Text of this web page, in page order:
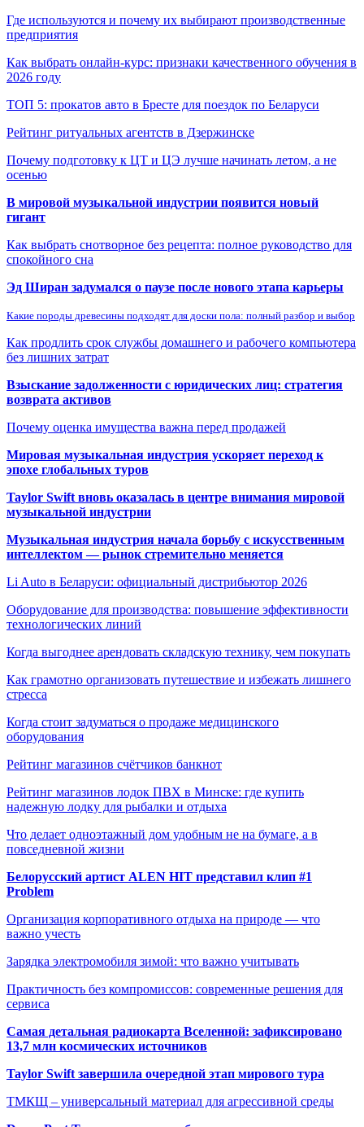
Где используются и почему их выбирают производственные
предприятия
Как выбрать онлайн-курс: признаки качественного обучения в
2026 году
ТОП 5: прокатов авто в Бресте для поездок по Беларуси
Рейтинг ритуальных агентств в Дзержинске
Почему подготовку к ЦТ и ЦЭ лучше начинать летом, а не
осенью
В мировой музыкальной индустрии появится новый
гигант
Как выбрать снотворное без рецепта: полное руководство для
спокойного сна
Эд Ширан задумался о паузе после нового этапа карьеры
Какие породы древесины подходят для доски пола: полный разбор и выбор
Как продлить срок службы домашнего и рабочего компьютера
без лишних затрат
Взыскание задолженности с юридических лиц: стратегия
возврата активов
Почему оценка имущества важна перед продажей
Мировая музыкальная индустрия ускоряет переход к
эпохе глобальных туров
Taylor Swift вновь оказалась в центре внимания мировой
музыкальной индустрии
Музыкальная индустрия начала борьбу с искусственным
интеллектом — рынок стремительно меняется
Li Auto в Беларуси: официальный дистрибьютор 2026
Оборудование для производства: повышение эффективности
технологических линий
Когда выгоднее арендовать складскую технику, чем покупать
Как грамотно организовать путешествие и избежать лишнего
стресса
Когда стоит задуматься о продаже медицинского
оборудования
Рейтинг магазинов счётчиков банкнот
Рейтинг магазинов лодок ПВХ в Минске: где купить
надежную лодку для рыбалки и отдыха
Что делает одноэтажный дом удобным не на бумаге, а в
повседневной жизни
Белорусский артист ALEN HIT представил клип #1
Problem
Организация корпоративного отдыха на природе — что
важно учесть
Зарядка электромобиля зимой: что важно учитывать
Практичность без компромиссов: современные решения для
сервиса
Самая детальная радиокарта Вселенной: зафиксировано
13,7 млн космических источников
Taylor Swift завершила очередной этап мирового тура
ТМКЩ – универсальный материал для агрессивной среды